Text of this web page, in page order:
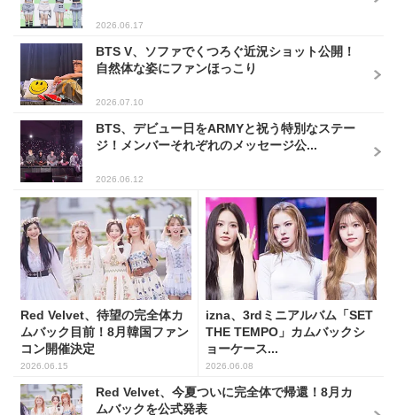
2026.06.17
BTS V、ソファでくつろぐ近況ショット公開！
自然体な姿にファンほっこり
2026.07.10
BTS、デビュー日をARMYと祝う特別なステー
ジ！メンバーそれぞれのメッセージ公...
2026.06.12
Red Velvet、待望の完全体カ
ムバック目前！8月韓国ファン
コン開催決定
2026.06.15
izna、3rdミニアルバム「SET
THE TEMPO」カムバックシ
ョーケース...
2026.06.08
Red Velvet、今夏ついに完全体で帰還！8月カ
ムバックを公式発表